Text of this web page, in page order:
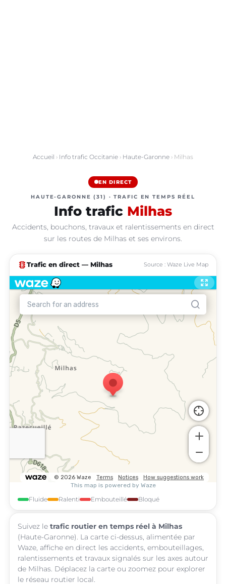
Accueil › Info trafic Occitanie › Haute-Garonne › Milhas
EN DIRECT
HAUTE-GARONNE (31) · TRAFIC EN TEMPS RÉEL
Info trafic Milhas
Accidents, bouchons, travaux et ralentissements en direct
sur les routes de Milhas et ses environs.
traffic Trafic en direct — Milhas Source : Waze Live Map
Fluide Ralenti Embouteillé Bloqué
Suivez le trafic routier en temps réel à Milhas
(Haute-Garonne). La carte ci-dessus, alimentée par
Waze, affiche en direct les accidents, embouteillages,
ralentissements et travaux signalés sur les axes autour
de Milhas. Déplacez la carte ou zoomez pour explorer
le réseau routier local.